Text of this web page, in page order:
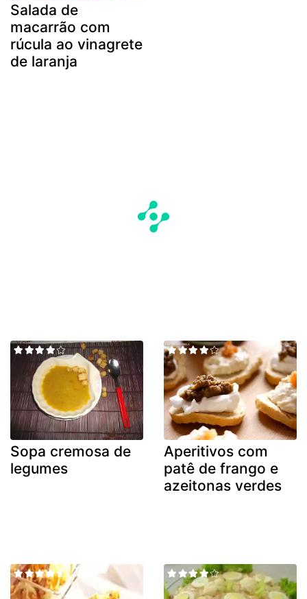
Salada de
macarrão com
rúcula ao vinagrete
de laranja
Sopa cremosa de
legumes
Aperitivos com
patê de frango e
azeitonas verdes